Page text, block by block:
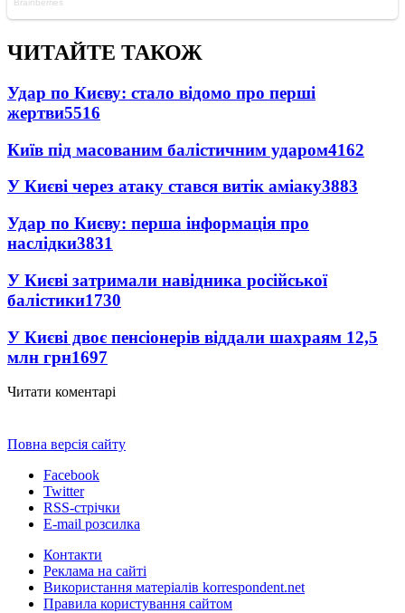
ЧИТАЙТЕ ТАКОЖ
Удар по Києву: стало відомо про перші
жертви5516
Київ під масованим балістичним ударом4162
У Києві через атаку стався витік аміаку3883
Удар по Києву: перша інформація про
наслідки3831
У Києві затримали навідника російської
балістики1730
У Києві двоє пенсіонерів віддали шахраям 12,5
млн грн1697
Читати коментарі
Повна версія сайту
Facebook
Twitter
RSS-стрічки
E-mail розсилка
Контакти
Реклама на сайті
Використання матеріалів korrespondent.net
Правила користування сайтом